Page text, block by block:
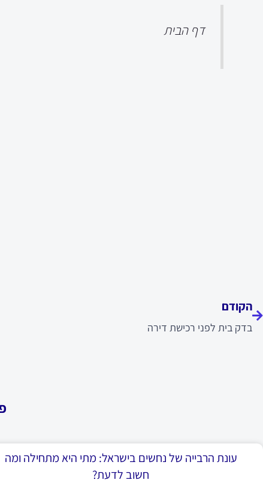
דף הבית
הקודם
בדק בית לפני רכישת דירה
עונת הרבייה של נחשים בישראל: מתי היא מתחילה ומה
חשוב לדעת?